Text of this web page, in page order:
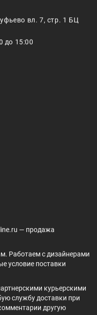
вл. 7, стр. 1 БЦ
до 15:00
— продажа
Работаем с дизайнерами
условие поставки
курьерскими
службу доставки при
другую